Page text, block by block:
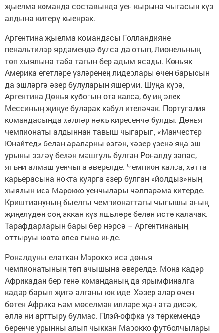
җыелма команда составында уен кырына чыгасын күз
алдына китерү кыенрак.
Аргентина җыелма командасы Голландияне
пенальтилар ярдәмендә булса да отып, Лионельның
төп хыялына таба тагын бер адым ясады. Көньяк
Америка егетләре үзләренең лидерлары өчен барысын
да эшләргә әзер булуларын яшерми. Шуңа күрә,
Аргентина Дөнья кубогын ота калса, бу иң элек
Мессиның җиңүе буларак кабул ителәчәк. Португалия
командасында хәлләр нәкъ киресенчә булды. Дөнья
чемпионаты алдыннан тавыш чыгарып, «Манчестер
Юнайтед» белән араларны өзгән, хәзер үзенә яңа эш
урыны эзләү белән мәшгуль булган Роналду запас,
ягъни алмаш уенчыга әверелде. Чемпион калса, хәтта
карьерасына нокта куярга әзер булган «йолдыз»ның
хыялын исә Марокко уенчылары чәлпәрәмә китерде.
Криштиануның быелгы чемпионаттагы чыгышы аның
җиңелүдән соң аккан күз яшьләре белән истә калачак.
Тарафдарларын бары бер нәрсә – Аргентинаның
оттыруы юата алса гына инде.
Роналдуны елаткан Марокко исә дөнья
чемпионатының төп ачышына әверелде. Моңа кадәр
Африкадан бер генә команданың да ярымфиналга
кадәр барып җитә алганы юк иде. Хәзер алар өчен
бөтен Африка һәм мөселман илләре җан ата дисәк,
әллә ни арттыру булмас. Плэй-оффка үз төркемендә
беренче урынны алып чыккан Марокко футболчылары